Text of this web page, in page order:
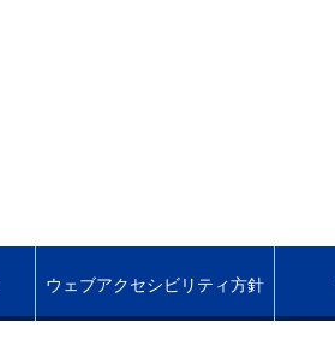
ウェブアクセシビリティ方針